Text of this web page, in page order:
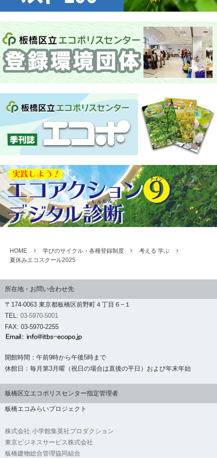
HOME 学びのサイクル・各種登録制度
考える 学ぶ
夏休みエコスクール2025
所在地・お問い合わせ先
〒174-0063 東京都板橋区前野町４丁目６−１
TEL: 03-5970-5001
FAX: 03-5970-2255
開館時間：午前9時から午後5時まで
休館日：毎月第3月曜（祝日の場合は直後の平日）および年末年始
板橋区立エコポリスセンター指定管理者
板橋エコみらいプロジェクト
株式会社 小学館集英社プロダクション
東京ビジネスサービス株式会社
板橋建物総合管理協同組合